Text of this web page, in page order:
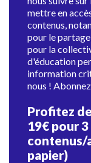
mettre en
contenus,
pour le
pour la
d'éducation
information
nous !
Profitez
19€ pour
contenus/
papier)